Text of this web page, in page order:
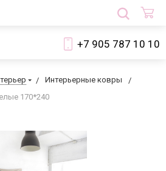
+7 905 787 10 10
Интерьерные ковры
170*240